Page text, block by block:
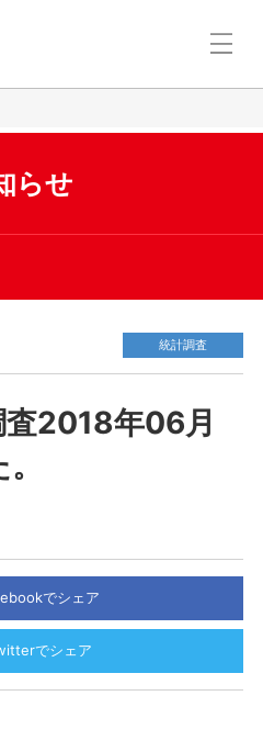
らせ
統計調査
査2018年06月
でシェア
でシェア